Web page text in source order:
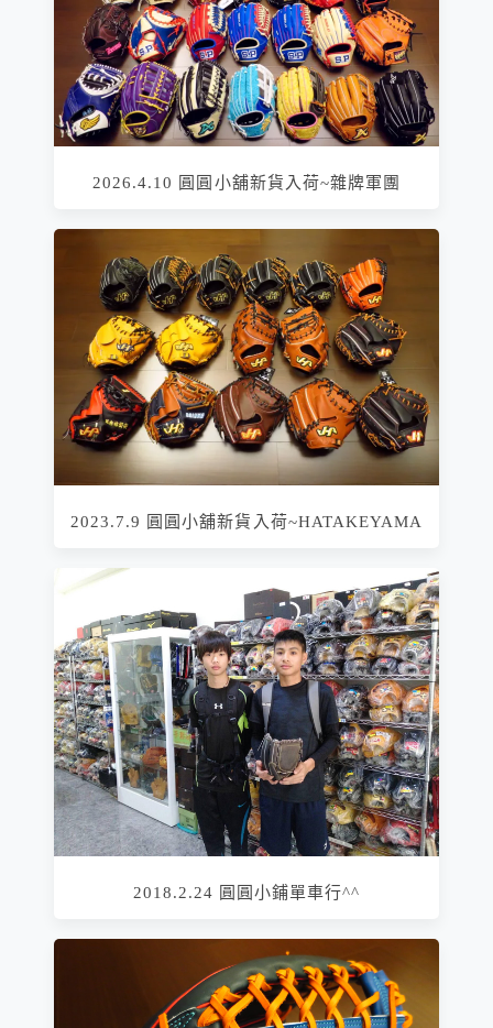
2026.4.10 圓圓小舖新貨入荷~雜牌軍團
2023.7.9 圓圓小舖新貨入荷~HATAKEYAMA
2018.2.24 圓圓小鋪單車行^^